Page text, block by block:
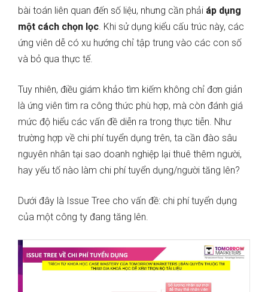
bài toán liên quan đến số liệu, nhưng cần phải áp dụng
một cách chọn lọc. Khi sử dụng kiểu cấu trúc này, các
ứng viên dễ có xu hướng chỉ tập trung vào các con số
và bỏ qua thực tế.
Tuy nhiên, điều giám khảo tìm kiếm không chỉ đơn giản
là ứng viên tìm ra công thức phù hợp, mà còn đánh giá
mức độ hiểu các vấn đề diễn ra trong thực tiễn. Như
trường hợp về chi phí tuyển dụng trên, ta cần đào sâu
nguyên nhân tại sao doanh nghiệp lại thuê thêm người,
hay yếu tố nào làm chi phí tuyển dụng/người tăng lên?
Dưới đây là Issue Tree cho vấn đề: chi phí tuyển dụng
của một công ty đang tăng lên.